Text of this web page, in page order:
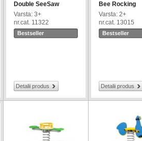
Double SeeSaw
Varsta: 3+
nr.cat. 11322
Bestseller
Detalii produs
Bee Rocking
Varsta: 2+
nr.cat. 13015
Bestseller
Detalii produs